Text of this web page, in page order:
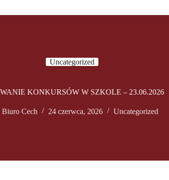
Uncategorized
KONKURSÓW W SZKOLE – 23.06.2026
Biuro Cech 24 czerwca, 2026 Uncategorized